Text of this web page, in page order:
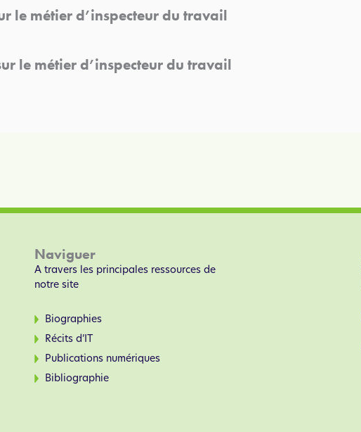
le métier d’inspecteur du travail
le métier d’inspecteur du travail
Naviguer
A travers les principales ressources de
notre site
Biographies
Récits d’IT
Publications numériques
Bibliographie